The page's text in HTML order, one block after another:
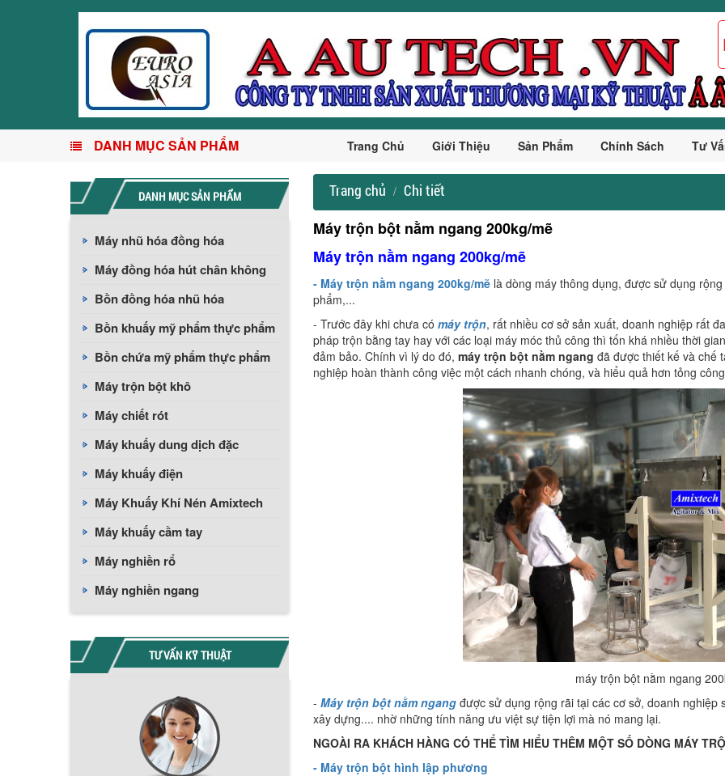
DANH MỤC SẢN PHẨM Trang Chủ Giới Thiệu Sản Phẩm Chính Sách Tư
DANH MỤC SẢN PHẨM
Máy nhũ hóa đồng hóa
Máy đồng hóa hút chân không
Bồn đồng hóa nhũ hóa
Bồn khuấy mỹ phẩm thực phẩm
Bồn chứa mỹ phẩm thực phẩm
Máy trộn bột khô
Máy chiết rót
Máy khuấy dung dịch đặc
Máy khuấy điện
Máy Khuấy Khí Nén Amixtech
Máy khuấy cầm tay
Máy nghiền rổ
Máy nghiền ngang
TƯ VẤN KỸ THUẬT
Chính sách bảo hành
Trang chủ Chi tiết
Máy trộn bột nằm ngang 200kg/mẽ
Máy trộn nằm ngang 200kg/mẽ
- Máy trộn nằm ngang 200kg/mẽ là dòng máy thông dụng, được sử dụng
phẩm,...
- Trước đây khi chưa có máy trộn, rất nhiều cơ sở sản xuất, doanh nghiệp rất
pháp trộn bằng tay hay với các loại máy móc thủ công thì tốn khá nhiều thời
đảm bảo. Chính vì lý do đó, máy trộn bột nằm ngang đã được thiết kế và chế
nghiệp hoàn thành công việc một cách nhanh chóng, và hiểu quả hơn tỏng
máy trộn bột nằm ngang
- Máy trộn bột nằm ngang được sử dụng rộng rãi tại các cơ sở, doanh
xây dựng.... nhờ những tính năng ưu việt sự tiện lợi mà nó mang lại.
NGOÀI RA KHÁCH HÀNG CÓ THỂ TÌM HIỂU THÊM MỘT SỐ DÒNG MÁY
- Máy trộn bột hình lập phương